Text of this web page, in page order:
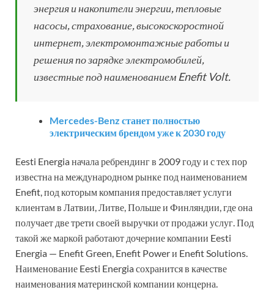
энергия и накопители энергии, тепловые
насосы, страхование, высокоскоростной
интернет, электромонтажные работы и
решения по зарядке электромобилей,
известные под наименованием Enefit Volt.
Mercedes-Benz станет полностью
электрическим брендом уже к 2030 году
Eesti Energia начала ребрендинг в 2009 году и с тех пор
известна на международном рынке под наименованием
Enefit, под которым компания предоставляет услуги
клиентам в Латвии, Литве, Польше и Финляндии, где она
получает две трети своей выручки от продажи услуг. Под
такой же маркой работают дочерние компании Eesti
Energia — Enefit Green, Enefit Power и Enefit Solutions.
Наименование Eesti Energia сохранится в качестве
наименования материнской компании концерна.